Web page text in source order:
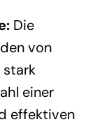
Die
von
stark
einer
effektiven